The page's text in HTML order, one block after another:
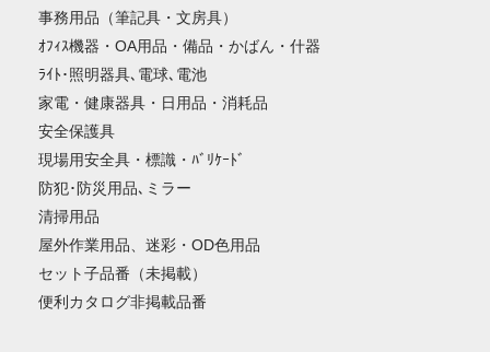
事務用品（筆記具・文房具）
ｵﾌｨｽ機器・OA用品・備品・かばん・什器
ﾗｲﾄ･照明器具､電球､電池
家電・健康器具・日用品・消耗品
安全保護具
現場用安全具・標識・ﾊﾞﾘｹｰﾄﾞ
防犯･防災用品､ミラー
清掃用品
屋外作業用品、迷彩・OD色用品
セット子品番（未掲載）
便利カタログ非掲載品番